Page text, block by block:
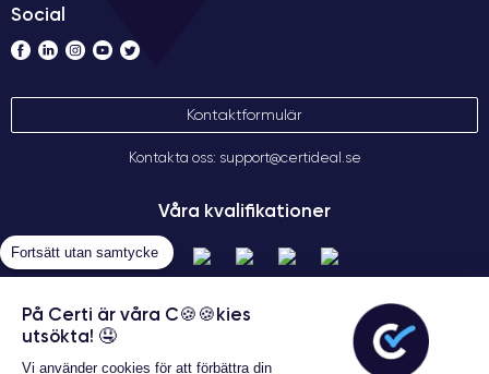
Social
Kontaktformulär
Kontakta oss: support@certideal.se
Våra kvalifikationer
Fortsätt utan samtycke
På Certi är våra C🍪🍪kies
utsökta! 🤤
Vi använder cookies för att förbättra din